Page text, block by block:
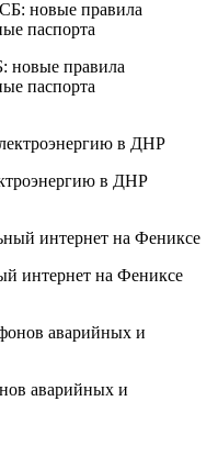
новые правила
паспорта
в ДНР
интернет на Фениксе
аварийных и